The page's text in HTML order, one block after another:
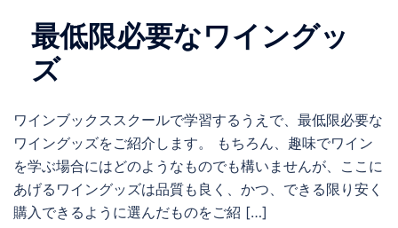
最低限必要なワイングッ
ズ
ワインブックススクールで学習するうえで、最低限必要な
ワイングッズをご紹介します。 もちろん、趣味でワイン
を学ぶ場合にはどのようなものでも構いませんが、ここに
あげるワイングッズは品質も良く、かつ、できる限り安く
購入できるように選んだものをご紹 […]